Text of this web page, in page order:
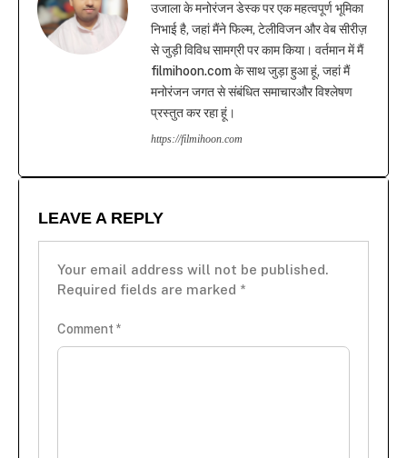
उजाला के मनोरंजन डेस्क पर एक महत्वपूर्ण भूमिका
निभाई है, जहां मैंने फिल्म, टेलीविजन और वेब सीरीज़
से जुड़ी विविध सामग्री पर काम किया। वर्तमान में मैं
filmihoon.com के साथ जुड़ा हुआ हूं, जहां मैं
मनोरंजन जगत से संबंधित समाचारऔर विश्लेषण
प्रस्तुत कर रहा हूं।
https://filmihoon.com
LEAVE A REPLY
Your email address will not be published.
Required fields are marked *
Comment *